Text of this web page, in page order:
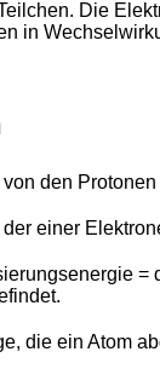
Die
in
den
einer
=
die ein Atom